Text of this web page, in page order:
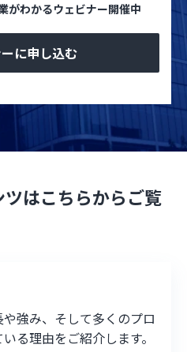
がわかるウェビナー開催中
に申し込む
はこちらからご覧
強み、そして多くのプロ
る理由をご紹介します。